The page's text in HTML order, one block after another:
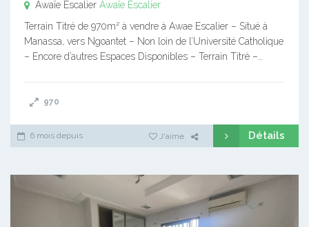
Awaïe Escalier Awaïe Escalier
Terrain Titré de 970m² à vendre à Awae Escalier – Situé à
Manassa, vers Ngoantet – Non loin de l’Université Catholique
– Encore d’autres Espaces Disponibles – Terrain Titré –…
970
6 mois depuis J'aime Détails